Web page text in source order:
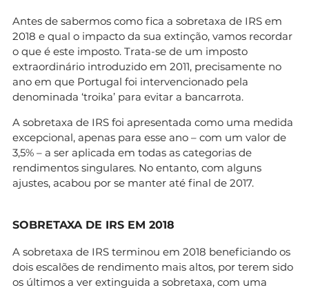
Antes de sabermos como fica a sobretaxa de IRS em
2018 e qual o impacto da sua extinção, vamos recordar
o que é este imposto. Trata-se de um imposto
extraordinário introduzido em 2011, precisamente no
ano em que Portugal foi intervencionado pela
denominada ‘troika’ para evitar a bancarrota.
A sobretaxa de IRS foi apresentada como uma medida
excepcional, apenas para esse ano – com um valor de
3,5% – a ser aplicada em todas as categorias de
rendimentos singulares. No entanto, com alguns
ajustes, acabou por se manter até final de 2017.
SOBRETAXA DE IRS EM 2018
A sobretaxa de IRS terminou em 2018 beneficiando os
dois escalões de rendimento mais altos, por terem sido
os últimos a ver extinguida a sobretaxa, com uma